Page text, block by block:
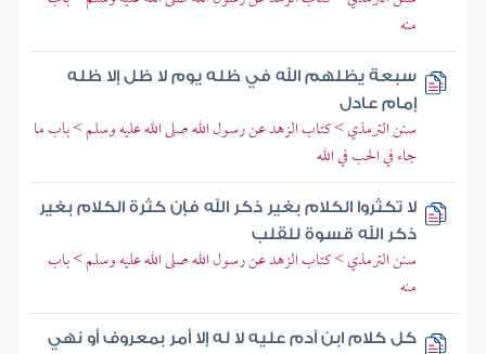
منه
سبعة يظلهم الله في ظله يوم لا ظل إلا ظله
إمام عادل
سنن الترمذي > كتاب الزهد عن رسول الله صلى الله عليه وسلم > باب ما
جاء في الحب في الله
لا تكثروا الكلام بغير ذكر الله فإن كثرة الكلام بغير
ذكر الله قسوة للقلب
سنن الترمذي > كتاب الزهد عن رسول الله صلى الله عليه وسلم > باب
منه
كل كلام ابن آدم عليه لا له إلا أمر بمعروف أو نهي